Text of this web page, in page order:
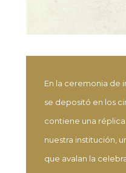
En la ceremonia de
se depositó en los
contiene una
nuestra institución,
que avalan la